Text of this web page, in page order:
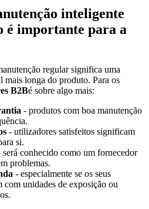
inteligente
é importante para a
regular significa uma
longa do produto. Para os
B2Bé sobre algo mais:
- produtos com boa manutenção
- utilizadores satisfeitos significam
si.
será conhecido como um fornecedor
problemas.
- especialmente se os seus
com unidades de exposição ou